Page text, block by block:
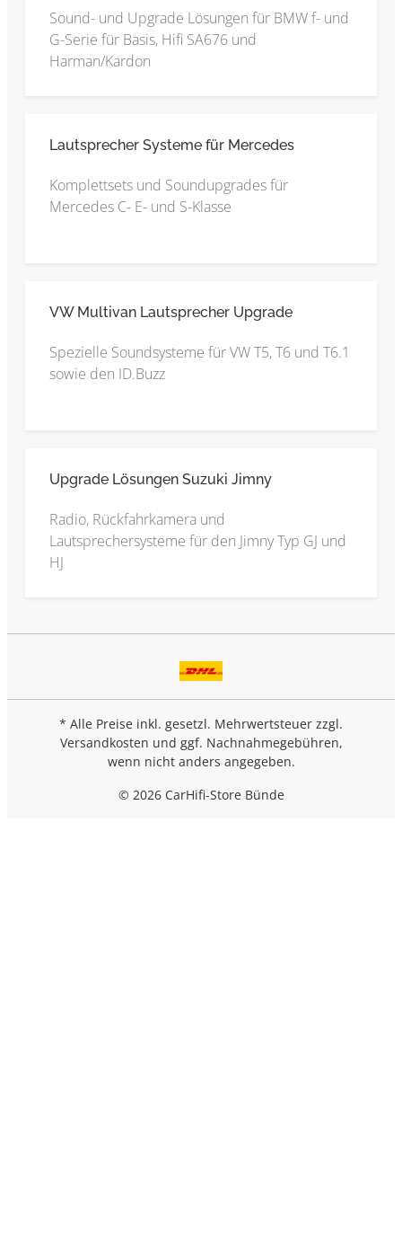
Sound- und Upgrade Lösungen für BMW f- und
G-Serie für Basis, Hifi SA676 und
Harman/Kardon
Lautsprecher Systeme für Mercedes
Komplettsets und Soundupgrades für
Mercedes C- E- und S-Klasse
VW Multivan Lautsprecher Upgrade
Spezielle Soundsysteme für VW T5, T6 und T6.1
sowie den ID.Buzz
Upgrade Lösungen Suzuki Jimny
Radio, Rückfahrkamera und
Lautsprechersysteme für den Jimny Typ GJ und
HJ
* Alle Preise inkl. gesetzl. Mehrwertsteuer zzgl.
Versandkosten und ggf. Nachnahmegebühren,
wenn nicht anders angegeben.
© 2026 CarHifi-Store Bünde